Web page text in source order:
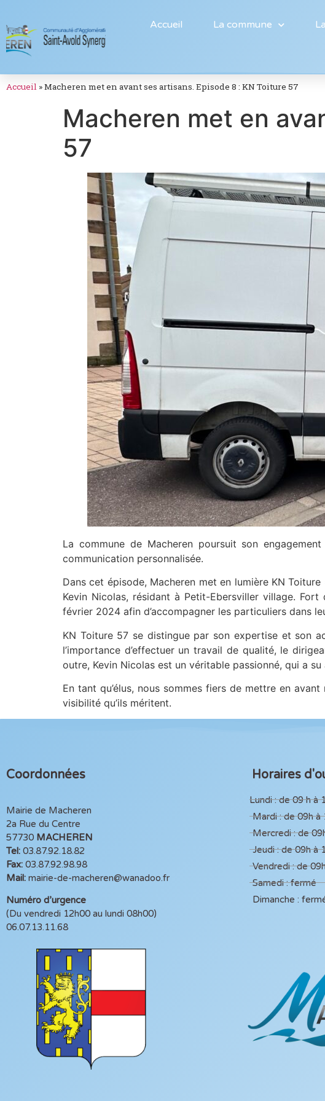
Accueil La commune
Accueil »Macheren met en avant ses artisans. Episode 8 : KN Toiture 57
Macheren met en
57
La commune de Macheren poursuit son
communication personnalisée.
Dans cet épisode, Macheren met en lumière KN
Kevin Nicolas, résidant à Petit-Ebersviller village. Fort
février 2024 afin d’accompagner les particuliers dans
KN Toiture 57 se distingue par son expertise et son
l’importance d’effectuer un travail de qualité, le
outre, Kevin Nicolas est un véritable passionné, qui a
En tant qu’élus, nous sommes fiers de mettre en
visibilité qu’ils méritent.
Coordonnées
Mairie de Macheren
2a Rue du Centre
57730 MACHEREN
Tel: 03.87.92.18.82
Fax: 03.87.92.98.98
Mail: mairie-de-macheren@wanadoo.fr
Numéro d’urgence
(Du vendredi 12h00 au lundi 08h00)
06.07.13.11.68
Horaires
Lundi : de 09 h à
Mardi : de 09h à
Mercredi : de
Jeudi : de 09h à
Vendredi : de
Samedi : fermé
Dimanche :